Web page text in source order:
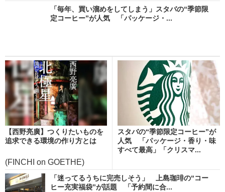
「毎年、買い溜めをしてしまう」スタバの“季節限
定コーヒー”が人気 「パッケージ・...
【西野亮廣】つくりたいものを
追求できる環境の作り方とは
(FINCHI on GOETHE)
スタバの“季節限定コーヒー”が
人気 「パッケージ・香り・味
すべて最高」「クリスマ...
「迷ってるうちに完売しそう」 上島珈琲の“コー
ヒー充実福袋”が話題 「予約間に合...